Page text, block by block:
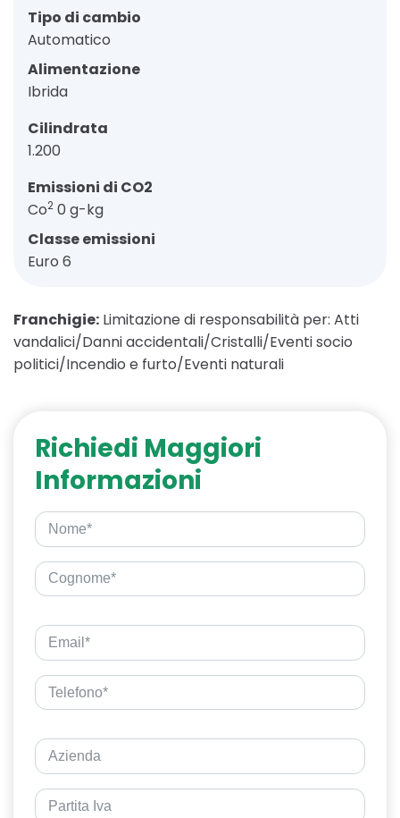
Tipo di cambio
Automatico
Alimentazione
Ibrida
Cilindrata
1.200
Emissioni di CO2
Co2 0 g-kg
Classe emissioni
Euro 6
Franchigie: Limitazione di responsabilità per: Atti
vandalici/Danni accidentali/Cristalli/Eventi socio
politici/Incendio e furto/Eventi naturali
Richiedi Maggiori
Informazioni